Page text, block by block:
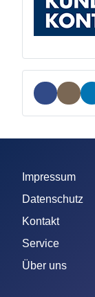
Impressum
Datenschutz
Kontakt
Service
Über uns